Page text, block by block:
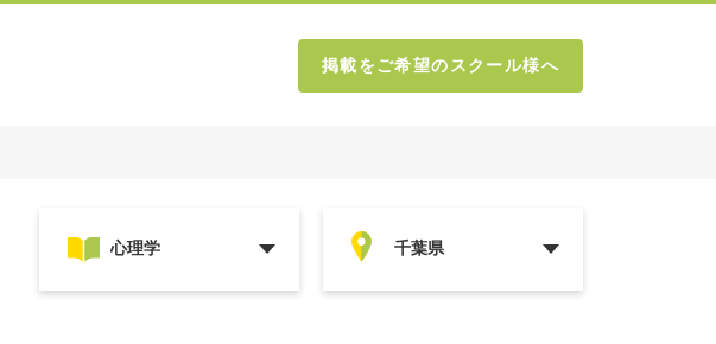
掲載をご希望のスクール様へ